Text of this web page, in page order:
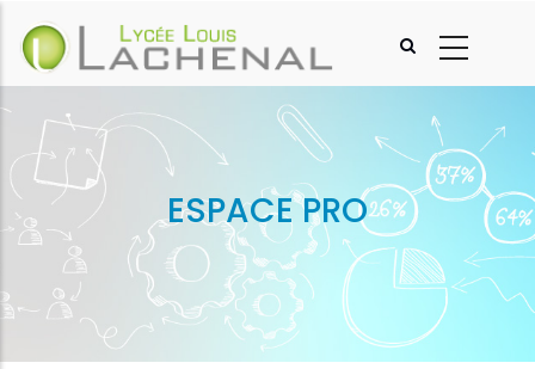
contenu
principal
ESPACE PRO